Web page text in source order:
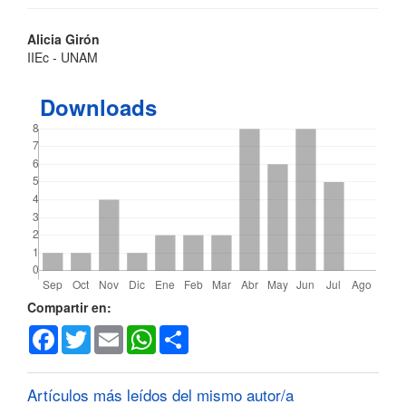
Contenido
del
artículo
Alicia Girón
IIEc - UNAM
Downloads
Detalles
del
artículo
Compartir en:
Facebook
Twitter Email WhatsApp
Artículos más leídos del mismo autor/a